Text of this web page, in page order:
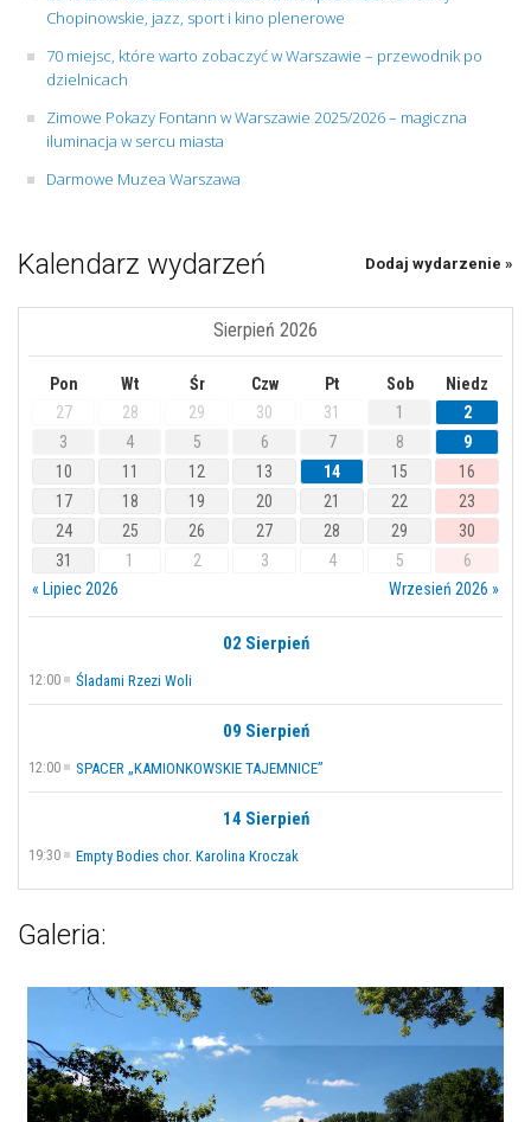
Chopinowskie, jazz, sport i kino plenerowe
70 miejsc, które warto zobaczyć w Warszawie – przewodnik po
dzielnicach
Zimowe Pokazy Fontann w Warszawie 2025/2026 – magiczna
iluminacja w sercu miasta
Darmowe Muzea Warszawa
Kalendarz wydarzeń Dodaj wydarzenie »
Sierpień 2026
Pon Wt Śr Czw Pt Sob
Niedz
27
28 29 30 31 1
2
3
4 5 6 7 8
9
10
11 12 13 14 15
16
17
18 19 20 21 22
23
24
25 26 27 28 29
30
31
1 2 3 4 5
6
« Lipiec 2026
Wrzesień 2026 »
02 Sierpień
12:00 Śladami Rzezi Woli
09 Sierpień
12:00 SPACER „KAMIONKOWSKIE TAJEMNICE”
14 Sierpień
19:30 Empty Bodies chor. Karolina Kroczak
Galeria: